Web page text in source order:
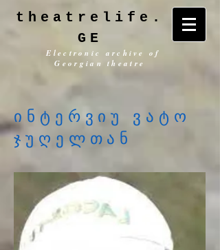
theatrelife.
GE
Electronic archive of
Georgian theatre
ინტერვიუ ვატო
ჯუღელთან